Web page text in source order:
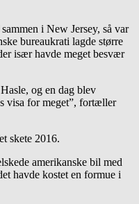
i New Jersey, så var
bureaukrati lagde større
især havde meget besvær
og en dag blev
visa for meget”, fortæller
skete 2016.
amerikanske bil med
havde kostet en formue i